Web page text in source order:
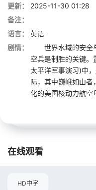
更新：
2025-11-30 01:28
备注：
语言：
英语
剧情：
世界水域的安全
空兵是制胜的关键。
太平洋军事演习)中
际，其中巍峨如山
化的美国核动力航空
在线观看
HD中字